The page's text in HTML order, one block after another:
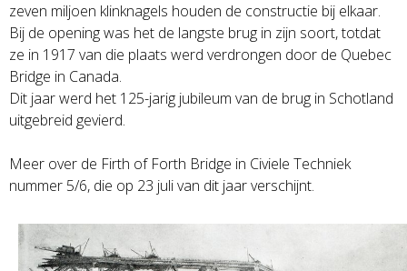
zeven miljoen klinknagels houden de constructie bij elkaar.
Bij de opening was het de langste brug in zijn soort, totdat
ze in 1917 van die plaats werd verdrongen door de Quebec
Bridge in Canada.
Dit jaar werd het 125-jarig jubileum van de brug in Schotland
uitgebreid gevierd.
Meer over de Firth of Forth Bridge in Civiele Techniek
nummer 5/6, die op 23 juli van dit jaar verschijnt.